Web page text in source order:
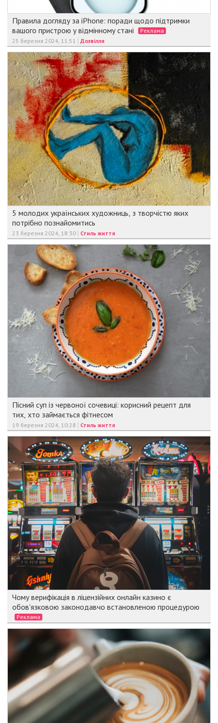
Правила догляду за iPhone: поради щодо підтримки
вашого пристрою у відмінному стані
Реклама
25 березня 2024, 11:51
Дозвілля
5 молодих українських художниць, з творчістю яких
потрібно познайомитись
23 березня 2024, 18:30 Стиль життя
Пісний суп із червоної сочевиці: корисний рецепт для
тих, хто займається фітнесом
19 березня 2024, 10:28 Стиль життя
Чому верифікація в ліцензійних онлайн казино є
обов'язковою законодавчо встановленою процедурою
Реклама
20 лютого 2024, 18:12 Стиль життя